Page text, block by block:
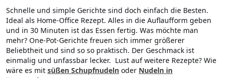
Schnelle und simple Gerichte sind doch einfach die Besten.
Ideal als Home-Office Rezept. Alles in die Auflaufform geben
und in 30 Minuten ist das Essen fertig. Was möchte man
mehr? One-Pot-Gerichte freuen sich immer größerer
Beliebtheit und sind so so praktisch. Der Geschmack ist
einmalig und unfassbar lecker. Lust auf weitere Rezepte? Wie
wäre es mit süßen Schupfnudeln oder Nudeln in